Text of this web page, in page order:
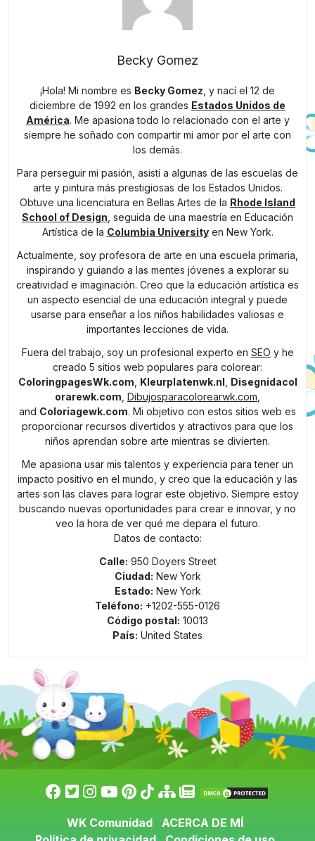
Becky Gomez
¡Hola! Mi nombre es Becky Gomez , y nací el 12 de
diciembre de 1992 en los grandes Estados Unidos de
América. Me apasiona todo lo relacionado con el arte y
siempre he soñado con compartir mi amor por el arte con
los demás.
Para perseguir mi pasión, asistí a algunas de las escuelas de
arte y pintura más prestigiosas de los Estados Unidos.
Obtuve una licenciatura en Bellas Artes de la Rhode Island
School of Design , seguida de una maestría en Educación
Artística de la Columbia Universityen New York.
Actualmente, soy profesora de arte en una escuela primaria,
inspirando y guiando a las mentes jóvenes a explorar su
creatividad e imaginación. Creo que la educación artística es
un aspecto esencial de una educación integral y puede
usarse para enseñar a los niños habilidades valiosas e
importantes lecciones de vida.
Fuera del trabajo, soy un profesional experto en SEO y he
creado 5 sitios web populares para colorear:
ColoringpagesWk.com Kleurplatenwk.nl Disegnidacol
orarewk.com Dibujosparacolorearwk.com
and Coloriagewk.com. Mi objetivo con estos sitios web es
proporcionar recursos divertidos y atractivos para que los
niños aprendan sobre arte mientras se divierten.
Me apasiona usar mis talentos y experiencia para tener un
impacto positivo en el mundo, y creo que la educación y las
artes son las claves para lograr este objetivo. Siempre estoy
buscando nuevas oportunidades para crear e innovar, y no
veo la hora de ver qué me depara el futuro.
Datos de contacto:
Calle: 950 Doyers Street
Ciudad: New York
Estado: New York
Teléfono: +1202-555-0126
Código postal: 10013
País: United States
WK Comunidad
ACERCA DE MÍ